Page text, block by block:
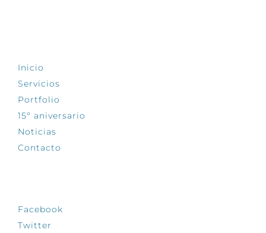
Inicio
Servicios
Portfolio
15º aniversario
Noticias
Contacto
Facebook
Twitter